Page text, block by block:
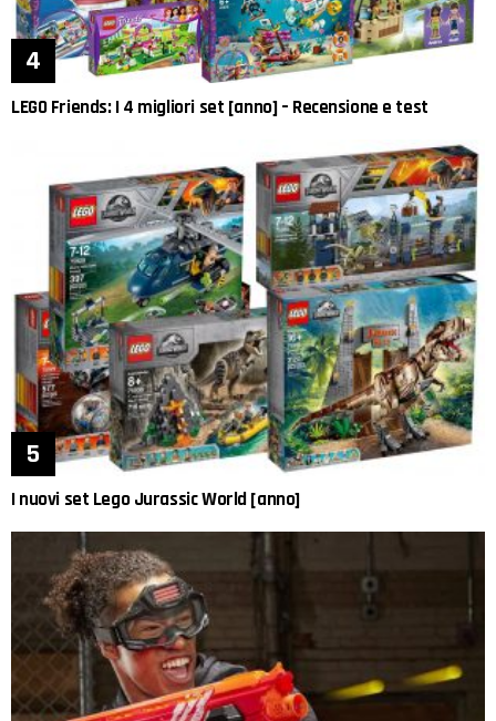
LEGO Friends: I 4 migliori set [anno] – Recensione e test
I nuovi set Lego Jurassic World [anno]